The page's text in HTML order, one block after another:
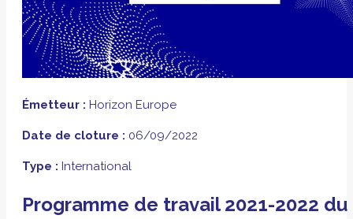
Émetteur : Horizon Europe
Date de cloture : 06/09/2022
Type : International
Programme de travail 2021-2022